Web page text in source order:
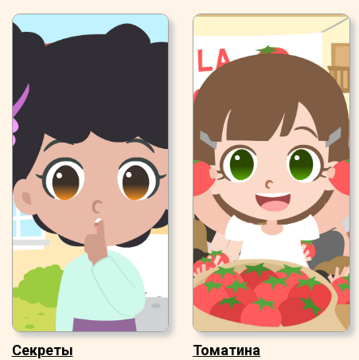
Секреты Томатина